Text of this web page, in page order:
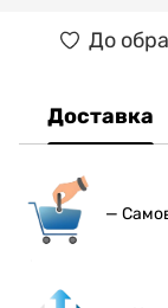
До
Доставка
— С